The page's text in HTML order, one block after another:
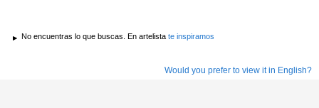
No encuentras lo que buscas. En artelista te inspiramos
Would you prefer to view it in English?